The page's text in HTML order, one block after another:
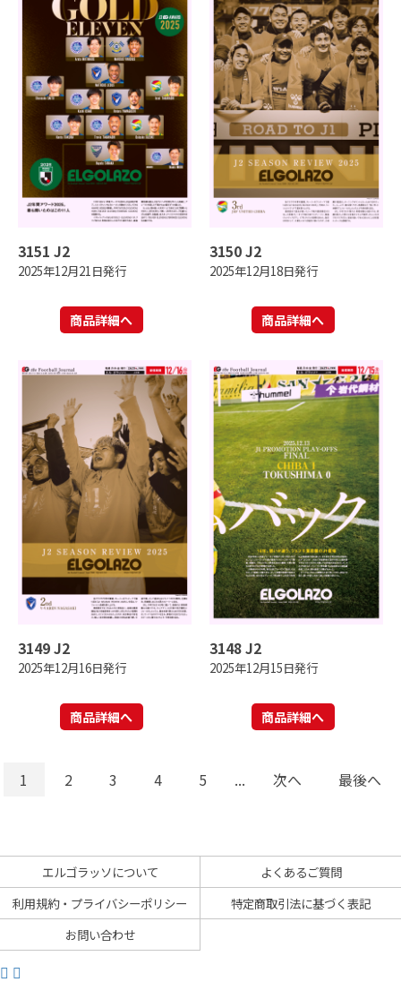
3151 J2
2025年12月21日発行
商品詳細へ
3150 J2
2025年12月18日発行
商品詳細へ
3149 J2
2025年12月16日発行
商品詳細へ
3148 J2
2025年12月15日発行
商品詳細へ
1 2 3 4 5 ... 次へ 最後へ
エルゴラッソについて
よくあるご質問
利用規約・プライバシーポリシー
特定商取引法に基づく表記
お問い合わせ